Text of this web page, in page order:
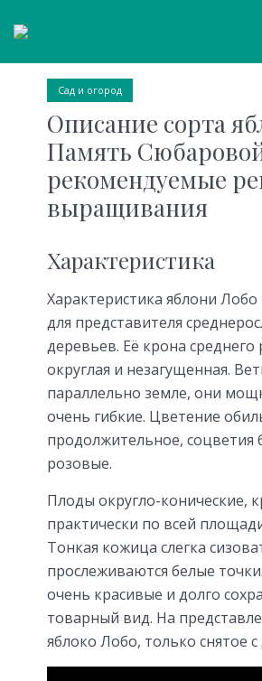
Сад и огород
Описание сорта
Память
рекомендуемые
выращивания
Характеристика
Характеристика яблони Лобо
для представителя
деревьев. Её крона среднего
округлая и незагущенная.
параллельно земле, они
очень гибкие. Цветение
продолжительное, соцветия
розовые.
Плоды округло-конические,
практически по всей
Тонкая кожица слегка
прослеживаются белые
очень красивые и долго
товарный вид. На
яблоко Лобо, только снятое с